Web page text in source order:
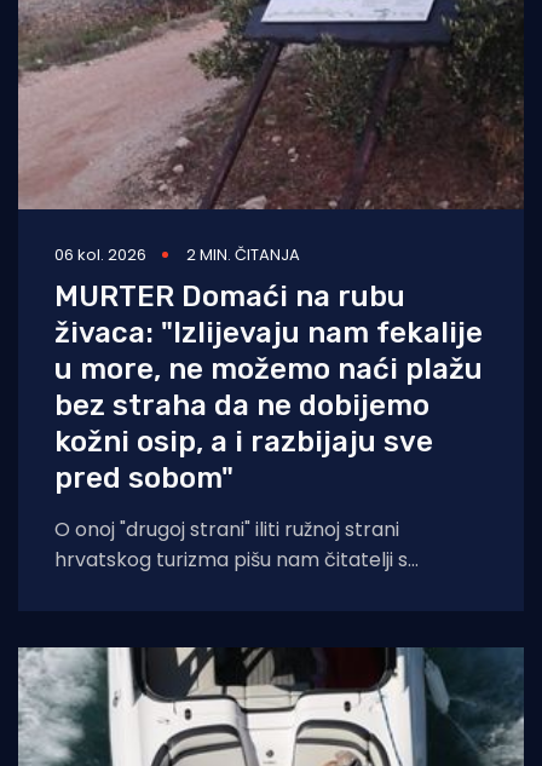
06 kol. 2026 2 MIN. ČITANJA
MURTER Domaći na rubu
živaca: "Izlijevaju nam fekalije
u more, ne možemo naći plažu
bez straha da ne dobijemo
kožni osip, a i razbijaju sve
pred sobom"
O onoj "drugoj strani" iliti ružnoj strani
hrvatskog turizma pišu nam čitatelji s